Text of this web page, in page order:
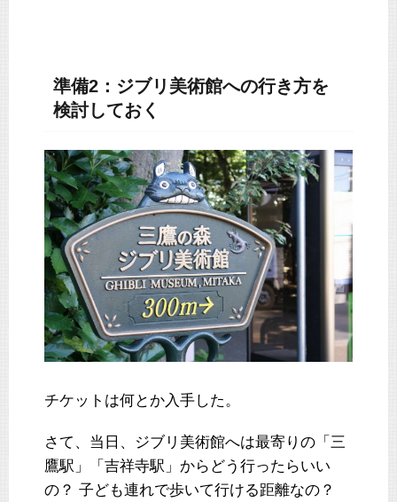
準備2：ジブリ美術館への行き方を
検討しておく
チケットは何とか入手した。
さて、当日、ジブリ美術館へは最寄りの「三
鷹駅」「吉祥寺駅」からどう行ったらいい
の？ 子ども連れで歩いて行ける距離なの？